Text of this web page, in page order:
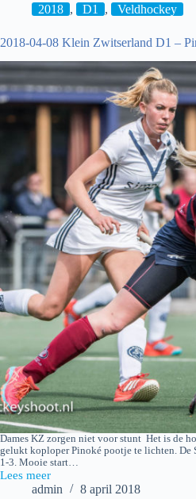
D1
2018 , D1 , Veldhockey
2018-04-08 Klein Zwitserland D1 –
Dames KZ zorgen niet voor stunt Het is de
gelukt koploper Pinoké pootje te lichten. De
1-3. Mooie start…
Lees meer
2018-
admin 8 april 2018